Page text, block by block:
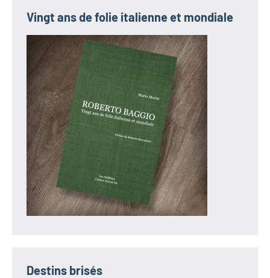
Vingt ans de folie italienne et mondiale
Destins brisés